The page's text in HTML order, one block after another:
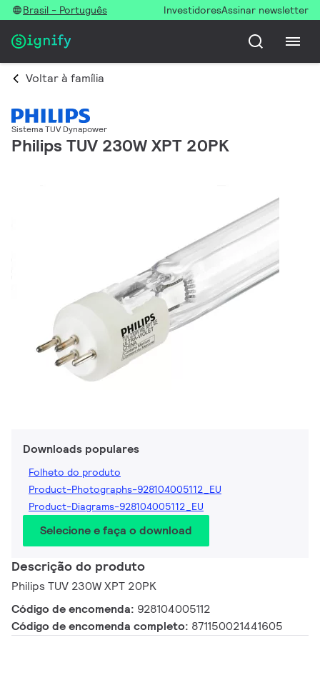
Brasil - Português InvestidoresAssinar newsletter
Voltar à família
Sistema TUV Dynapower
Philips TUV 230W XPT 20PK
Downloads populares
Folheto do produto
Product-Photographs-928104005112_EU
Product-Diagrams-928104005112_EU
Selecione e faça o download
Descrição do produto
Philips TUV 230W XPT 20PK
Código de encomenda: 928104005112
Código de encomenda completo: 871150021441605